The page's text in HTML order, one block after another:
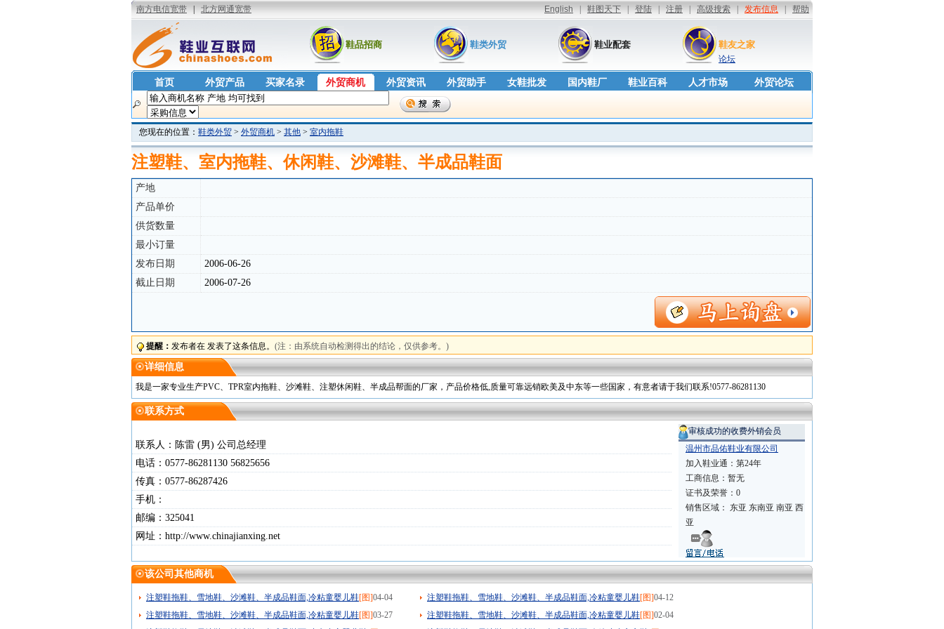
鞋品招商 鞋类外贸 鞋业配套 鞋友之家
论坛
首页 外贸产品 买家名录 外贸商机 外贸资讯 外贸助手 女鞋批发 国内鞋厂 鞋业百科 人才市场 外贸论坛
您现在的位置： 鞋类外贸 > 外贸商机 > 其他 > 室内拖鞋
注塑鞋、室内拖鞋、休闲鞋、沙滩鞋、半成品鞋面
产地
产品单价
供货数量
最小订量
发布日期
2006-06-26
截止日期
2006-07-26
提醒： 发布者在 发表了这条信息。 (注：由系统自动检测得出的结论，仅供参考。)
详细信息
我是一家专业生产PVC、TPR室内拖鞋、沙滩鞋、注塑休闲鞋、半成品帮面的厂家，产品价格低,质量可靠远销欧美及中东等一些国家，有意者请于我们联系!0577-86281130
联系方式
联系人：陈雷 (男) 公司总经理
电话：0577-86281130 56825656
传真：0577-86287426
手机：
邮编：325041
网址：http://www.chinajianxing.net
审核成功的收费外销会员
温州市品佑鞋业有限公司
加入鞋业通： 第24年
工商信息： 暂无
证书及荣誉： 0
销售区域：
东亚 东南亚 南亚 西
亚
该公司其他商机
注塑鞋拖鞋、雪地鞋、沙滩鞋、半成品鞋面,冷粘童婴儿鞋[图]04-04 注塑鞋拖鞋、雪地鞋、沙滩鞋、半成品鞋面,冷粘童婴儿鞋[图]04-12
注塑鞋拖鞋、雪地鞋、沙滩鞋、半成品鞋面,冷粘童婴儿鞋[图]03-27 注塑鞋拖鞋、雪地鞋、沙滩鞋、半成品鞋面,冷粘童婴儿鞋[图]02-04